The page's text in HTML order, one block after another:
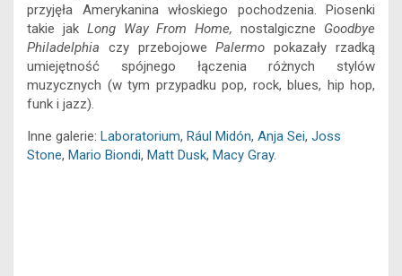
przyjęła Amerykanina włoskiego pochodzenia. Piosenki
takie jak Long Way From Home,nostalgiczne Goodbye
Philadelphia czy przebojowePalermo pokazały rzadką
umiejętność spójnego łączenia różnych stylów
muzycznych (w tym przypadku pop, rock, blues, hip hop,
funk i jazz).
Inne galerie: Laboratorium, Rául Midón, Anja Sei, Joss
Stone, Mario Biondi, Matt Dusk, Macy Gray.